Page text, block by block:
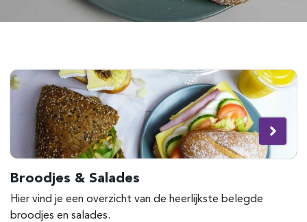
Broodjes & Salades
Hier vind je een overzicht van de heerlijkste belegde
broodjes en salades.